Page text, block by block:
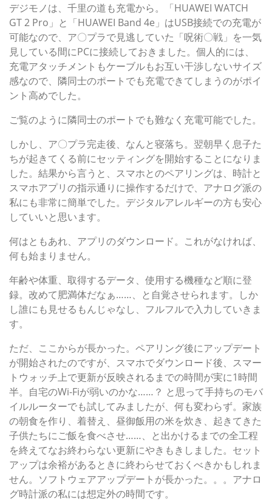
デジモノは、千里の道も充電から。「HUAWEI WATCH
GT 2 Pro」と「HUAWEI Band 4e」はUSB接続での充電が
可能なので、ア〇プラで見逃していた「呪術〇戦」を一気
見している間にPCに接続しておきました。個人的には、
充電アタッチメントもケーブルもお互い干渉しないサイズ
感なので、隣同士のポートでも充電できてしまうのがポイ
ント高めでした。
ご覧のように隣同士のポートでも難なく充電可能でした。
しかし、ア〇プラ完走後、なんと寝落ち。翌朝早く息子た
ちが起きてくる前にセッティングを開始することになりま
した。結果から言うと、スマホとのペアリングは、時計と
スマホアプリの指示通りに操作するだけで、アナログ派の
私にも非常に簡単でした。デジタルアレルギーの方も安心
していいと思います。
何はともあれ、アプリのダウンロード。これがなければ、
何も始まりません。
年齢や体重、取得するデータ、使用する機種など順に登
録。改めて肥満体だなぁ……、と自覚させられます。しか
し誰にも見せるもんじゃなし、フルフルで入力していきま
す。
ただ、ここからが長かった。ペアリング後にアップデート
が開始されたのですが、スマホでダウンロード後、スマー
トウォッチ上で更新が反映されるまでの時間が実に1時間
半。自宅のWi-Fiが弱いのかな……？ と思って手持ちのモバ
イルルーターでも試してみましたが、何も変わらず。家族
の朝食を作り、着替え、昼御飯用の米を炊き、起きてきた
子供たちにご飯を食べさせ……、と出かけるまでの全工程
を終えてなお終わらない更新にやきもきしました。セット
アップは余裕があるときに終わらせておくべきかもしれま
せん。ソフトウェアアップデートが長かった。。。アナロ
グ時計派の私には想定外の時間です。